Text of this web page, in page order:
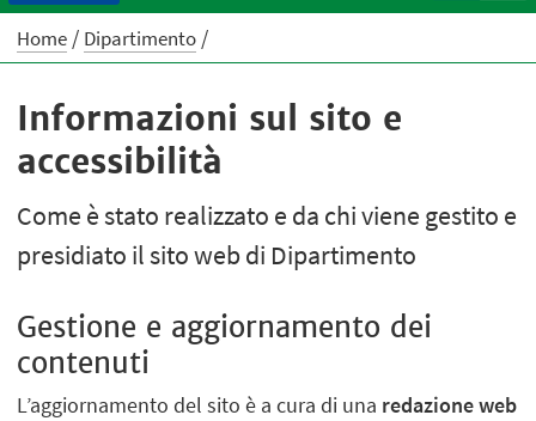
Home Dipartimento
Informazioni sul sito e
accessibilità
Come è stato realizzato e da chi viene gestito e
presidiato il sito web di Dipartimento
Gestione e aggiornamento dei
contenuti
L’aggiornamento del sito è a cura di una redazione web